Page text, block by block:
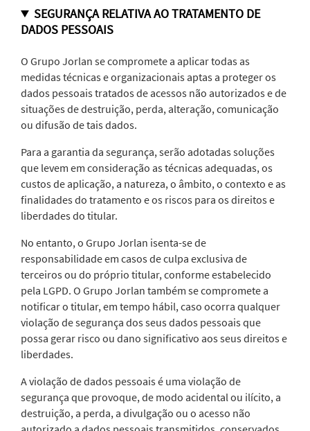
SEGURANÇA RELATIVA AO TRATAMENTO DE
DADOS PESSOAIS
O Grupo Jorlan se compromete a aplicar todas as
medidas técnicas e organizacionais aptas a proteger os
dados pessoais tratados de acessos não autorizados e de
situações de destruição, perda, alteração, comunicação
ou difusão de tais dados.
Para a garantia da segurança, serão adotadas soluções
que levem em consideração as técnicas adequadas, os
custos de aplicação, a natureza, o âmbito, o contexto e as
finalidades do tratamento e os riscos para os direitos e
liberdades do titular.
No entanto, o Grupo Jorlan isenta-se de
responsabilidade em casos de culpa exclusiva de
terceiros ou do próprio titular, conforme estabelecido
pela LGPD. O Grupo Jorlan também se compromete a
notificar o titular, em tempo hábil, caso ocorra qualquer
violação de segurança dos seus dados pessoais que
possa gerar risco ou dano significativo aos seus direitos e
liberdades.
A violação de dados pessoais é uma violação de
segurança que provoque, de modo acidental ou ilícito, a
destruição, a perda, a divulgação ou o acesso não